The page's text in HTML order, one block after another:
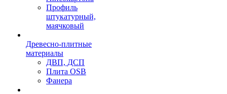
Профиль
штукатурный,
маячковый
Древесно-плитные
материалы
ДВП, ДСП
Плита OSB
Фанера